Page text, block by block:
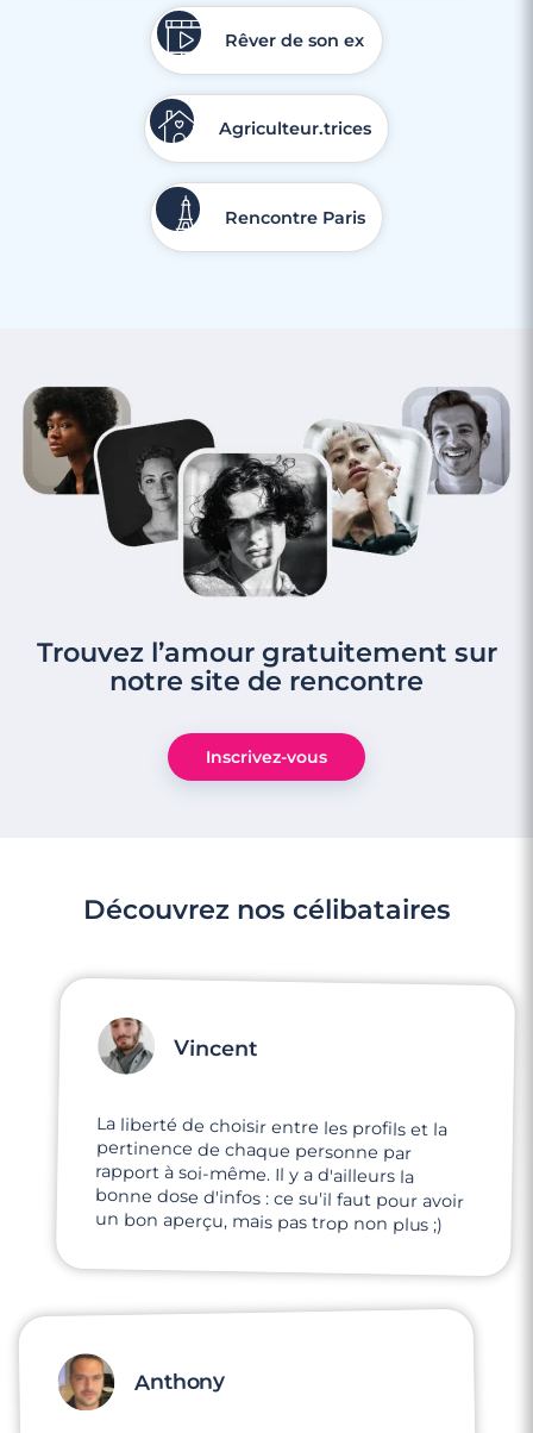
Rêver de son ex
Agriculteur.trices
Rencontre Paris
Trouvez l’amour gratuitement sur
notre site de rencontre
Inscrivez-vous
Découvrez nos célibataires
Vincent
La liberté de choisir entre les profils et la
pertinence de chaque personne par
rapport à soi-même. Il y a d'ailleurs la
bonne dose d'infos : ce su'il faut pour avoir
un bon aperçu, mais pas trop non plus ;)
Anthony